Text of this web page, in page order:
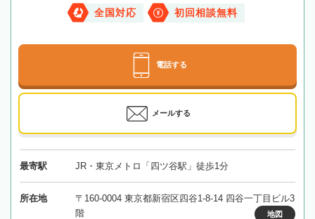
全国対応 初回相談無料
電話する
メールする
最寄駅 JR・東京メトロ「四ツ谷駅」徒歩1分
所在地
〒160-0004 東京都新宿区四谷1-8-14 四谷一丁目ビル3
階
地図